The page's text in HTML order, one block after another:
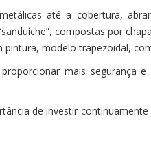
até a cobertura,
compostas por
modelo trapezoidal,
mais segurança
de investir